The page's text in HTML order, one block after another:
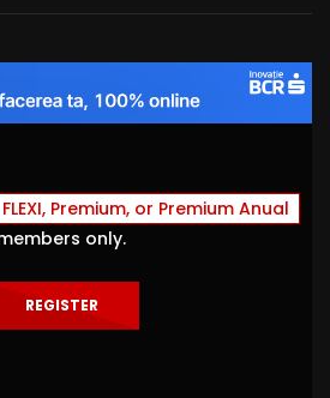
FLEXI, Premium, or Premium Anual
only.
REGISTER